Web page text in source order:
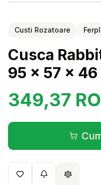
Custi Rozatoare
Cusca
95 x 57 x 46
349,37